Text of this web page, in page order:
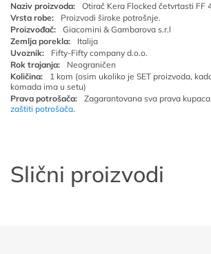
Naziv proizvoda:
Otirač Kera Flocked četvrtasti FF
Vrsta robe:
Proizvodi široke potrošnje.
Proizvođač:
Giacomini & Gambarova s.r.l
Zemlja porekla:
Italija
Uvoznik:
Fifty-Fifty company d.o.o.
Rok trajanja:
Neograničen
Količina:
1 kom (osim ukoliko je SET proizvoda,
komada ima u setu)
Prava potrošača:
Zagarantovana sva prava
zaštiti potrošača.
Slični proizvodi